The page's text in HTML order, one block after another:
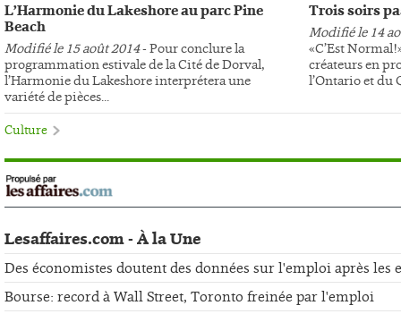
L’Harmonie du Lakeshore au parc Pine
Beach
Modifié le 15 août 2014- Pour conclure la
programmation estivale de la Cité de Dorval,
l’Harmonie du Lakeshore interprétera une
variété de pièces...
Trois soirs
Modifié le 14
«C’Est
créateurs en
l’Ontario et du
Culture
Lesaffaires.com - À la Une
Des économistes doutent des données sur l'emploi après
Bourse: record à Wall Street, Toronto freinée par l'emploi